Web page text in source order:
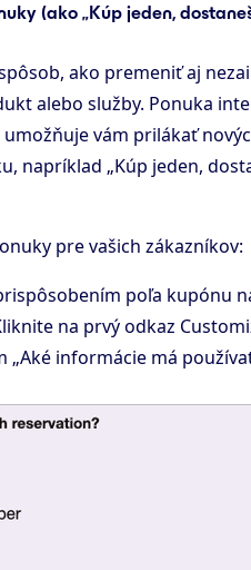
(ako „Kúp jeden, dostaneš
ako premeniť aj
alebo služby. Ponuka
vám prilákať
napríklad „Kúp jeden,
pre vašich zákazníkov:
poľa kupónu
na prvý odkaz
informácie má